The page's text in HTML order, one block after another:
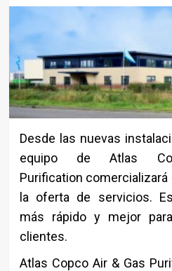
Desde las nuevas
equipo de Atlas
Purification
la oferta de servicios.
más rápido y mejor
clientes.
Atlas Copco Air & Gas